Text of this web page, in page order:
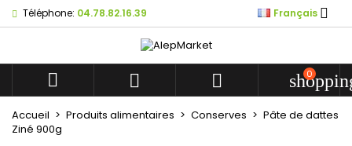
Téléphone: 04.78.82.16.39 Français 
   0
Accueil Produits alimentaires Conserves
Pâte de dattes
Ziné 900g
Mes listes d'envies
add_circle_outline
Créer une nouvelle liste
Créer une liste d'envies
Nom de la liste d'envies
Connexion
Vous devez être connecté pour ajouter des produits à
d'envies.